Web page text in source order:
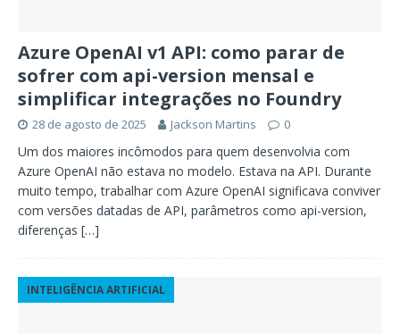
Azure OpenAI v1 API: como parar de
sofrer com api-version mensal e
simplificar integrações no Foundry
28 de agosto de 2025 Jackson Martins 0
Um dos maiores incômodos para quem desenvolvia com
Azure OpenAI não estava no modelo. Estava na API. Durante
muito tempo, trabalhar com Azure OpenAI significava conviver
com versões datadas de API, parâmetros como api-version,
diferenças […]
INTELIGÊNCIA ARTIFICIAL